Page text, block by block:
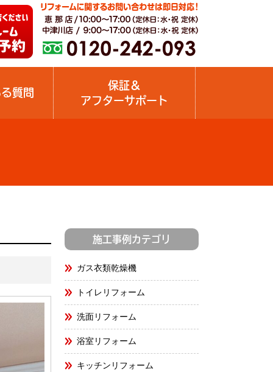
質問
保証＆
アフターサポート
施工事例カテゴリ
ガス衣類乾燥機
トイレリフォーム
洗面リフォーム
浴室リフォーム
キッチンリフォーム